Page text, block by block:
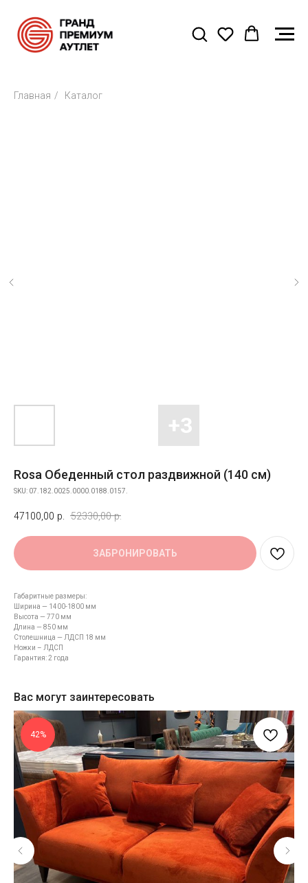
Главная / Каталог
Rosa Обеденный стол раздвижной (140 см)
SKU: 07.182.0025.0000.0188.0157.
47100,00 р. 52330,00 р.
ЗАБРОНИРОВАТЬ
Габаритные размеры:
Ширина — 1400-1800 мм
Высота — 770 мм
Длина — 850 мм
Столешница — ЛДСП 18 мм
Ножки – ЛДСП
Гарантия: 2 года
Вас могут заинтересовать
42%